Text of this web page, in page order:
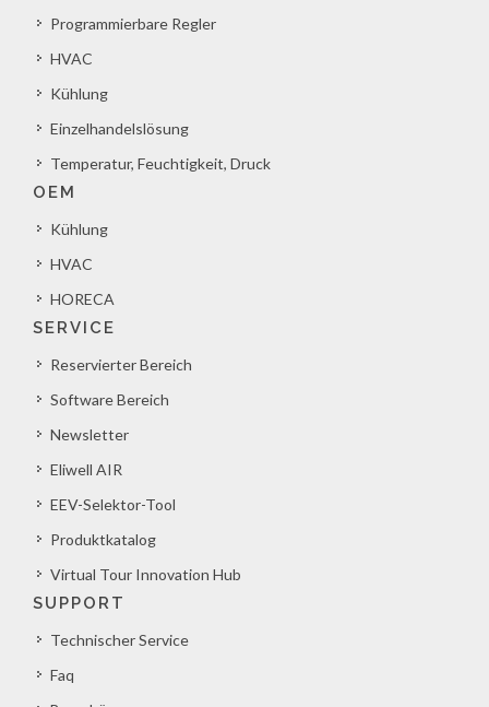
Programmierbare Regler
HVAC
Kühlung
Einzelhandelslösung
Temperatur, Feuchtigkeit, Druck
OEM
Kühlung
HVAC
HORECA
SERVICE
Reservierter Bereich
Software Bereich
Newsletter
Eliwell AIR
EEV-Selektor-Tool
Produktkatalog
Virtual Tour Innovation Hub
SUPPORT
Technischer Service
Faq